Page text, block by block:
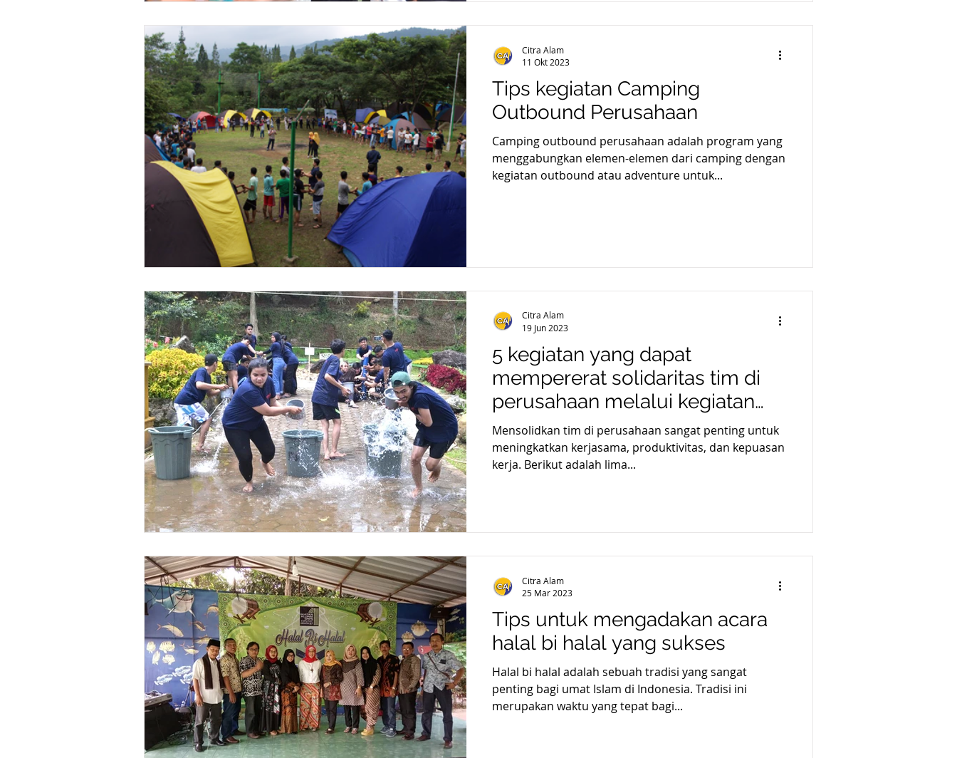
Tips kegiatan Camping
Outbound Perusahaan
Camping outbound perusahaan adalah program yang
menggabungkan elemen-elemen dari camping dengan
kegiatan outbound atau adventure untuk...
Citra Alam
11 Okt 2023
5 kegiatan yang dapat
mempererat solidaritas tim di
perusahaan melalui kegiatan
Outbound
Mensolidkan tim di perusahaan sangat penting untuk
meningkatkan kerjasama, produktivitas, dan kepuasan
kerja. Berikut adalah lima...
Citra Alam
19 Jun 2023
Tips untuk mengadakan acara
halal bi halal yang sukses
Halal bi halal adalah sebuah tradisi yang sangat
penting bagi umat Islam di Indonesia. Tradisi ini
merupakan waktu yang tepat bagi...
Citra Alam
25 Mar 2023